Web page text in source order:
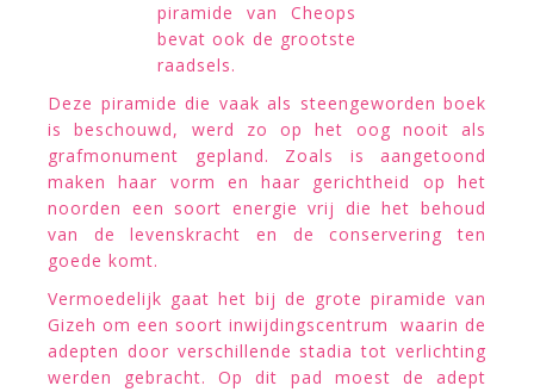
piramide van Cheops
bevat ook de grootste
raadsels.
Deze piramide die vaak als steengeworden boek
is beschouwd, werd zo op het oog nooit als
grafmonument gepland. Zoals is aangetoond
maken haar vorm en haar gerichtheid op het
noorden een soort energie vrij die het behoud
van de levenskracht en de conservering ten
goede komt.
Vermoedelijk gaat het bij de grote piramide van
Gizeh om een soort inwijdingscentrum waarin de
adepten door verschillende stadia tot verlichting
werden gebracht. Op dit pad moest de adept